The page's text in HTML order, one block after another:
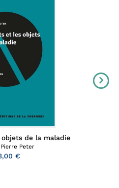
de la maladie
Peter
€